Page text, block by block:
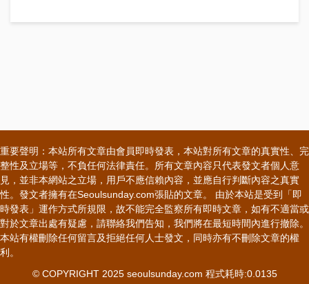
重要聲明：本站所有文章由會員即時發表，本站對所有文章的真實性、完
整性及立場等，不負任何法律責任。所有文章內容只代表發文者個人意
見，並非本網站之立場，用戶不應信賴內容，並應自行判斷內容之真實
性。發文者擁有在Seoulsunday.com張貼的文章。 由於本站是受到「即
時發表」運作方式所規限，故不能完全監察所有即時文章，如有不適當或
對於文章出處有疑慮，請聯絡我們告知，我們將在最短時間內進行撤除。
本站有權刪除任何留言及拒絕任何人士發文，同時亦有不刪除文章的權
利。
© COPYRIGHT 2025 seoulsunday.com 程式耗時:0.0135